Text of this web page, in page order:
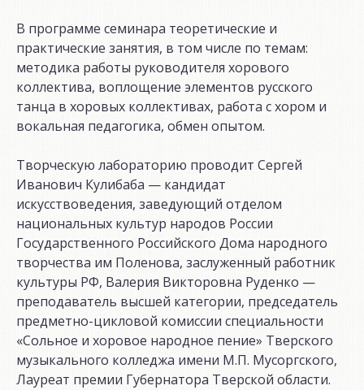
В программе семинара теоретические и
практические занятия, в том числе по темам:
методика работы руководителя хорового
коллектива, воплощение элементов русского
танца в хоровых коллективах, работа с хором и
вокальная педагогика, обмен опытом.
Творческую лабораторию проводит Сергей
Иванович Кулибаба — кандидат
искусствоведения, заведующий отделом
национальных культур народов России
Государственного Российского Дома народного
творчества им Поленова, заслуженный работник
культуры РФ, Валерия Викторовна Руденко —
преподаватель высшей категории, председатель
предметно-цикловой комиссии специальности
«Сольное и хоровое народное пение» Тверского
музыкального колледжа имени М.П. Мусоргского,
Лауреат премии Губернатора Тверской области.